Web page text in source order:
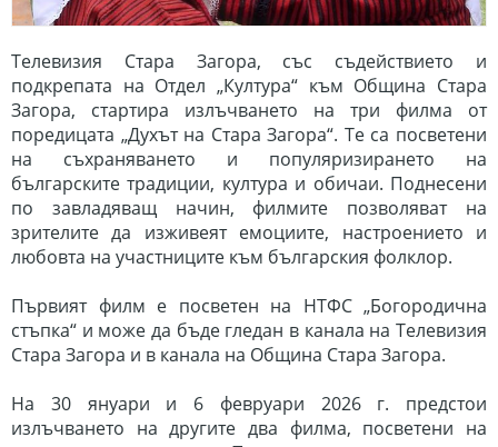
Телевизия Стара Загора, със съдействието и
подкрепата на Отдел „Култура“ към Община Стара
Загора, стартира излъчването на три филма от
поредицата „Духът на Стара Загора“. Те са посветени
на съхраняването и популяризирането на
българските традиции, култура и обичаи. Поднесени
по завладяващ начин, филмите позволяват на
зрителите да изживеят емоциите, настроението и
любовта на участниците към българския фолклор.
Първият филм е посветен на НТФС „Богородична
стъпка“ и може да бъде гледан в канала на Телевизия
Стара Загора и в канала на Община Стара Загора.
На 30 януари и 6 февруари 2026 г. предстои
излъчването на другите два филма, посветени на